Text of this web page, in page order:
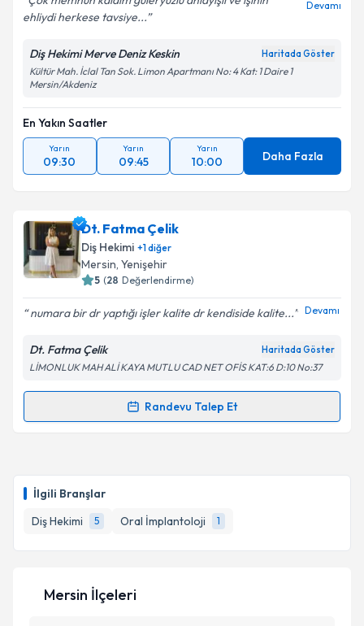
İlgili Branşlar
Diş Hekimi
5 Oral İmplantoloji 1
ehliydi herkese tavsiye...
Devamı
Diş Hekimi Merve Deniz Keskin Haritada Göster
Kültür Mah. İclal Tan Sok. Limon Apartmanı No: 4 Kat: 1 Daire 1
Mersin/Akdeniz
En Yakın Saatler
Yarın
09:30
Yarın
09:45
Yarın
10:00 Daha Fazla
Dt. Fatma Çelik
Diş Hekimi +1diğer
Mersin, Yenişehir
5 (28 Değerlendirme)
numara bir dr yaptığı işler kalite dr kendiside kalite... Devamı
Dt. Fatma Çelik Haritada Göster
LİMONLUK MAH ALİ KAYA MUTLU CAD NET OFİS KAT:6 D:10 No:37
Randevu Talep Et
Randevu Takvimi Talebi
hazırlandığında e-posta ile bilgilendireceğiz.
E-posta Adresiniz
Mersin İlçeleri